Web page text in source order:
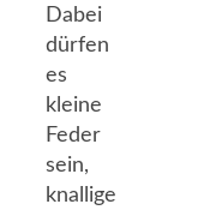
Dabei
dürfen
es
kleine
Feder
sein,
knallige